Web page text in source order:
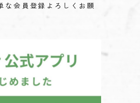
な会員登録よろしくお願